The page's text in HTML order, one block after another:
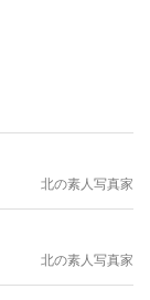
北の素人写真家
北の素人写真家